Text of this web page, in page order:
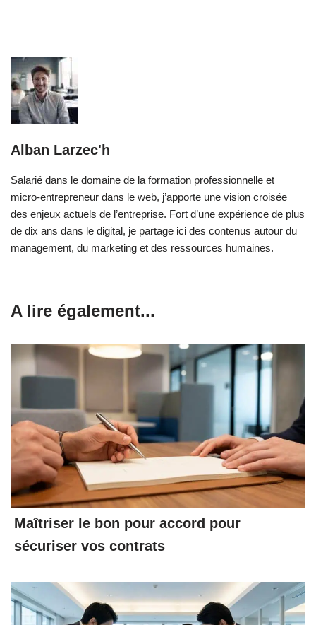
Alban Larzec'h
Salarié dans le domaine de la formation professionnelle et
micro-entrepreneur dans le web, j’apporte une vision croisée
des enjeux actuels de l’entreprise. Fort d’une expérience de plus
de dix ans dans le digital, je partage ici des contenus autour du
management, du marketing et des ressources humaines.
A lire également...
Maîtriser le bon pour accord pour
sécuriser vos contrats